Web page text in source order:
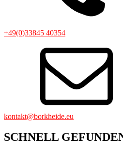
+49(0)33845 40354
kontakt@borkheide.eu
SCHNELL